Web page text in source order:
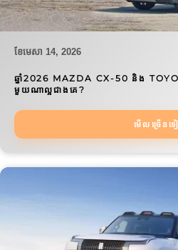
ខែ​មេសា 14, 2026
ឆ្នាំ2026 MAZDA CX-50 និង
មួយណាល្អជាងគេ?
មើលច្រើនទ